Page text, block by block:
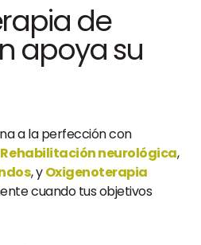
de
apoya su
a la perfección con
Rehabilitación neurológica,
, yOxigenoterapia
cuando tus objetivos